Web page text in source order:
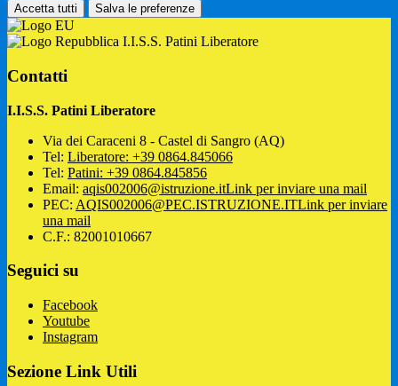
Accetta tutti Salva le preferenze
I.I.S.S. Patini Liberatore
Contatti
I.I.S.S. Patini Liberatore
Via dei Caraceni 8 - Castel di Sangro (AQ)
Tel: Liberatore: +39 0864.845066
Tel: Patini: +39 0864.845856
Email: aqis002006@istruzione.itLink per inviare una mail
PEC: AQIS002006@PEC.ISTRUZIONE.ITLink per inviare
una mail
C.F.: 82001010667
Seguici su
Facebook
Youtube
Instagram
Sezione Link Utili